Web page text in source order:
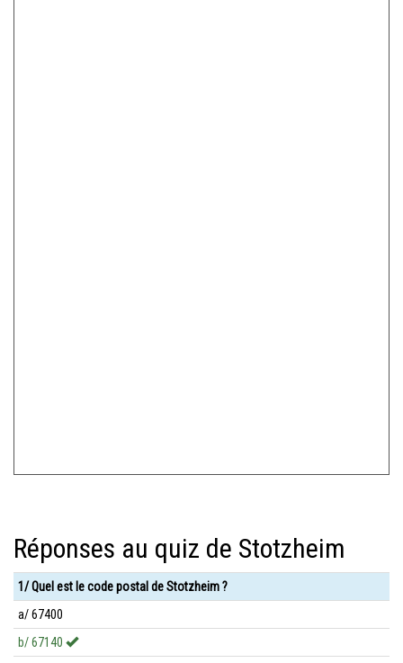
Réponses au quiz de Stotzheim
1/ Quel est le code postal de Stotzheim ?
a/ 67400
b/ 67140